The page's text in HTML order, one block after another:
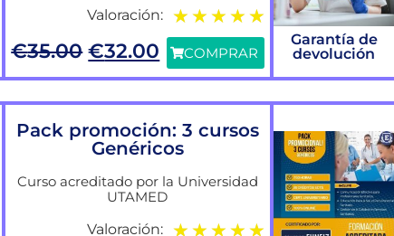
Valoración: ★ ★ ★ ★ ★
€35.00 €32.00 COMPRAR
Garantía de
devolución
Pack promoción: 3 cursos
Genéricos
Curso acreditado por la Universidad
UTAMED
Valoración: ★ ★ ★ ★ ★